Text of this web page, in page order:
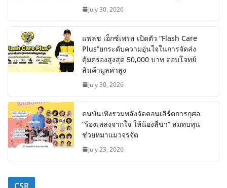
July 30, 2026
แฟลช เอ็กซ์เพรส เปิดตัว “Flash Care
Plus”ยกระดับความอุ่นใจในการจัดส่ง
คุ้มครองสูงสุด 50,000 บาท ตอบโจทย์
สินค้ามูลค่าสูง
July 30, 2026
คนบันเทิงรวมพลังจัดคอนเสิร์ตการกุศล
“ร้องเพลงจากใจ ให้น้องสี่ขา” สมทบทุน
ช่วยหมาแมวจรจัด
July 23, 2026
CSR